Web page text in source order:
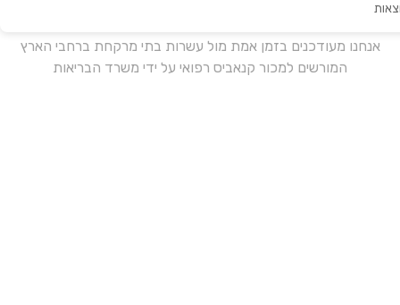
אנחנו מעודכנים בזמן אמת מול עשרות בתי מרקחת ברחבי הארץ
המורשים למכור קנאביס רפואי על ידי משרד הבריאות